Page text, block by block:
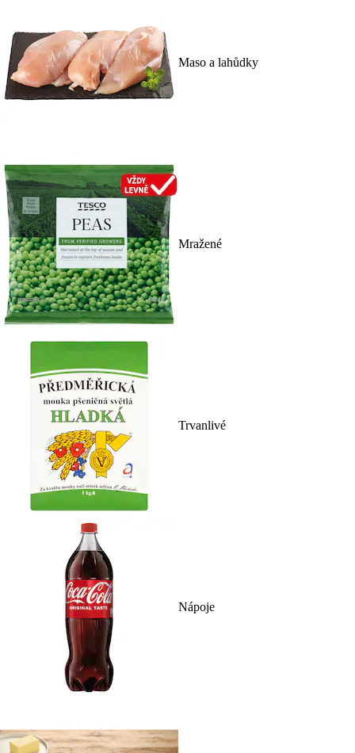
Maso a lahůdky
Mražené
Trvanlivé
Nápoje